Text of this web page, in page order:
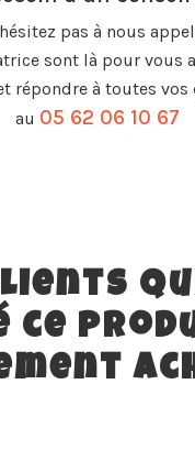
pas à nous
sont là pour vous
répondre à toutes vos
au 05 62 06 10 67
ce